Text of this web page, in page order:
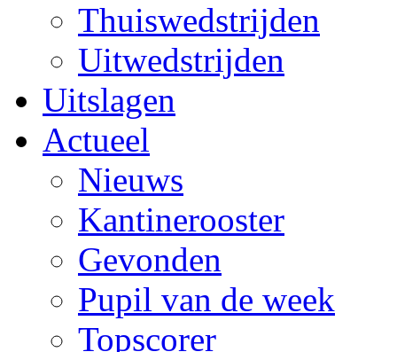
Thuiswedstrijden
Uitwedstrijden
Uitslagen
Actueel
Nieuws
Kantinerooster
Gevonden
Pupil van de week
Topscorer